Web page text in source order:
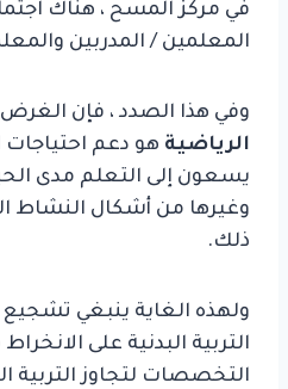
في مركز المسح ، هناك
المعلمين / المدربين
وفي هذا الصدد ، فإن
الرياضية هو دعم احتياجات
يسعون إلى التعلم مدى
وغيرها من أشكال النشاط
ذلك.
ولهذه الغاية ينبغي تشجيع
التربية البدنية على
التخصصات لتجاوز التربية